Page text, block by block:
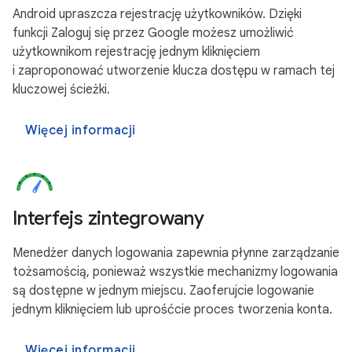
Android upraszcza rejestrację użytkowników. Dzięki
funkcji Zaloguj się przez Google możesz umożliwić
użytkownikom rejestrację jednym kliknięciem
i zaproponować utworzenie klucza dostępu w ramach tej
kluczowej ścieżki.
Więcej informacji
Interfejs zintegrowany
Menedżer danych logowania zapewnia płynne zarządzanie
tożsamością, ponieważ wszystkie mechanizmy logowania
są dostępne w jednym miejscu. Zaoferujcie logowanie
jednym kliknięciem lub uprośćcie proces tworzenia konta.